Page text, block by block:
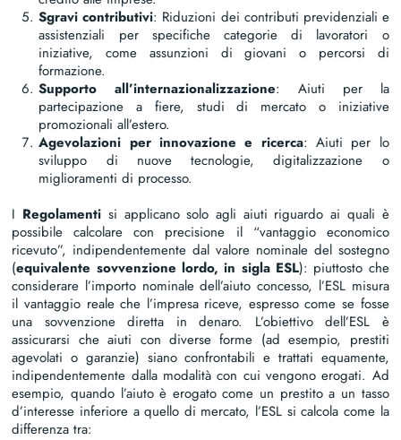
Sgravi contributivi: Riduzioni dei contributi previdenziali e
assistenziali per specifiche categorie di lavoratori o
iniziative, come assunzioni di giovani o percorsi di
formazione.
Supporto all’internazionalizzazione: Aiuti per la
partecipazione a fiere, studi di mercato o iniziative
promozionali all’estero.
Agevolazioni per innovazione e ricerca: Aiuti per lo
sviluppo di nuove tecnologie, digitalizzazione o
miglioramenti di processo.
I Regolamenti si applicano solo agli aiuti riguardo ai quali è
possibile calcolare con precisione il “vantaggio economico
ricevuto”, indipendentemente dal valore nominale del sostegno
(equivalente sovvenzione lordo, in sigla ESL): piuttosto che
considerare l’importo nominale dell’aiuto concesso, l’ESL misura
il vantaggio reale che l’impresa riceve, espresso come se fosse
una sovvenzione diretta in denaro. L’obiettivo dell’ESL è
assicurarsi che aiuti con diverse forme (ad esempio, prestiti
agevolati o garanzie) siano confrontabili e trattati equamente,
indipendentemente dalla modalità con cui vengono erogati. Ad
esempio, quando l’aiuto è erogato come un prestito a un tasso
d’interesse inferiore a quello di mercato, l’ESL si calcola come la
differenza tra: